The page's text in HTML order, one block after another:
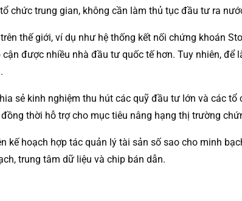
chức trung gian, không cần làm thủ tục đầu tư ra
thế giới, ví dụ như hệ thống kết nối chứng khoán
được nhiều nhà đầu tư quốc tế hơn. Tuy nhiên,
sẻ kinh nghiệm thu hút các quỹ đầu tư lớn và các
thời hỗ trợ cho mục tiêu nâng hạng thị trường
kế hoạch hợp tác quản lý tài sản số sao cho minh
trung tâm dữ liệu và chip bán dẫn.